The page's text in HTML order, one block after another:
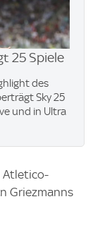
25 Spiele
des
Sky 25
und in Ultra
Atletico-
Griezmanns